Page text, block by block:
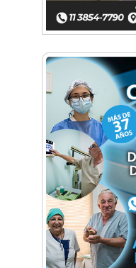
¡Sí,
prometieron
Empresas,
reunieron
Empezá a
de Morón
segundo